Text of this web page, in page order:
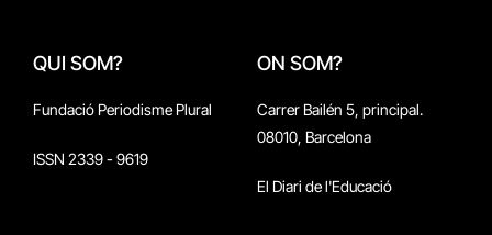
QUI SOM?
Fundació Periodisme Plural
ISSN 2339 - 9619
ON SOM?
Carrer Bailén 5, principal.
08010, Barcelona
El Diari de l'Educació